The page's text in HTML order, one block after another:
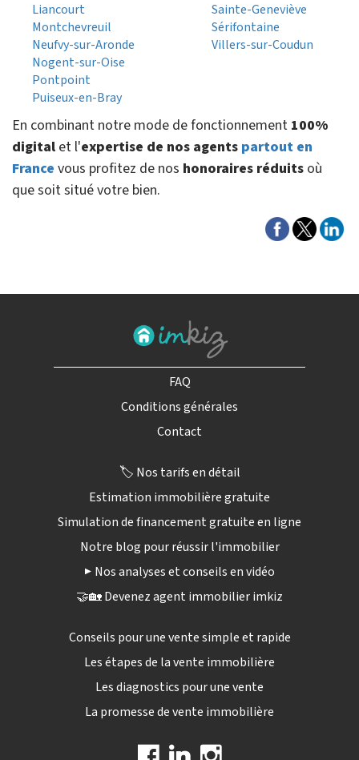
Liancourt
Montchevreuil
Neufvy-sur-Aronde
Nogent-sur-Oise
Pontpoint
Puiseux-en-Bray
Sainte-Geneviève
Sérifontaine
Villers-sur-Coudun
En combinant notre mode de fonctionnement 100%
digital et l'expertise de nos agents partout en
France vous profitez de nos honoraires réduits où
que soit situé votre bien.
FAQ
Conditions générales
Contact
🏷️ Nos tarifs en détail
Estimation immobilière gratuite
Simulation de financement gratuite en ligne
Notre blog pour réussir l'immobilier
▶️ Nos analyses et conseils en vidéo
🤝🏡 Devenez agent immobilier imkiz
Conseils pour une vente simple et rapide
Les étapes de la vente immobilière
Les diagnostics pour une vente
La promesse de vente immobilière